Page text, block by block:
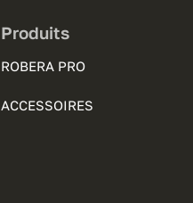
Produits
ROBERA PRO
ACCESSOIRES